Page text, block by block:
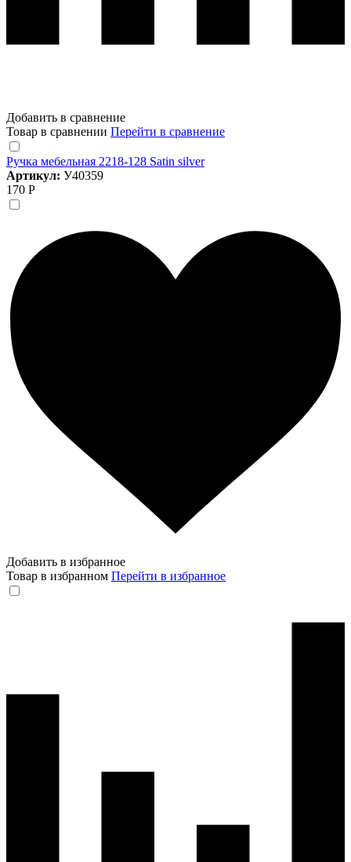
Добавить в сравнение
Товар в сравнении Перейти в сравнение
Ручка мебельная 2218-128 Satin silver
Артикул: У40359
170 Р
Добавить в избранное
Товар в избранном Перейти в избранное